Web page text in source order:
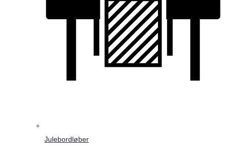
Julebordløber